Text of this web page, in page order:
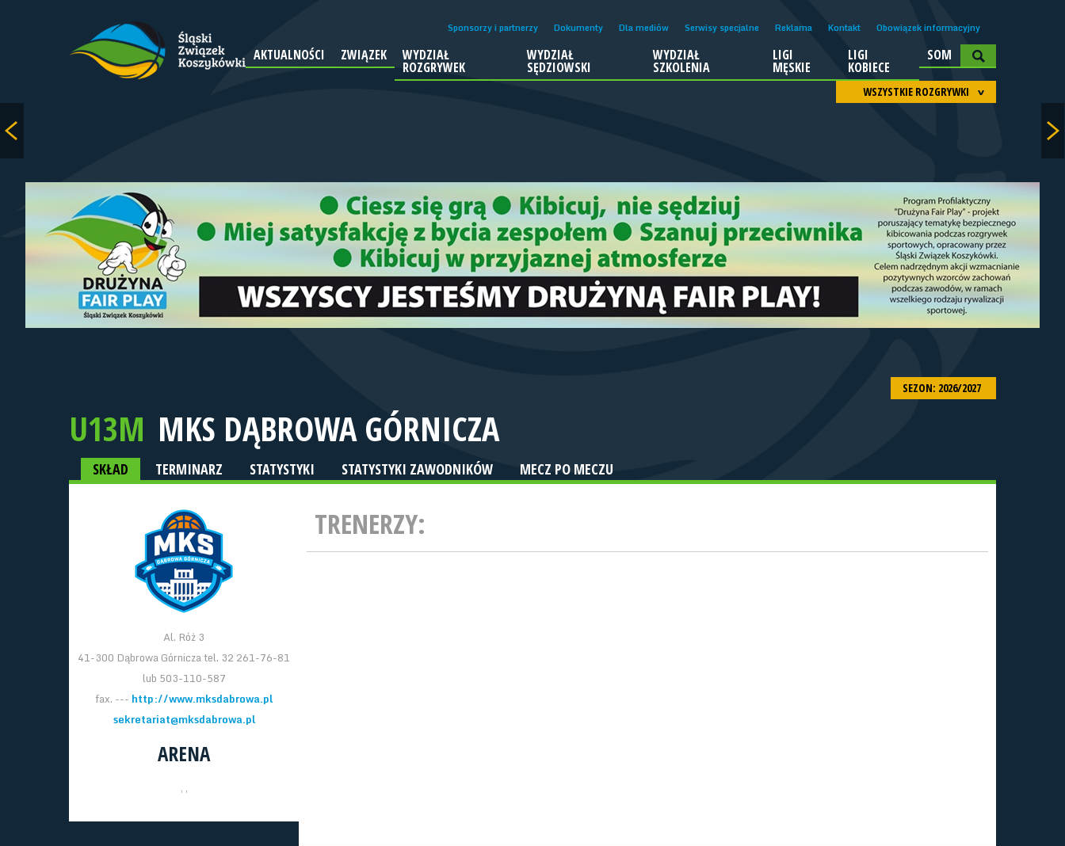
Sponsorzy i partnerzy Dokumenty Dla mediów Serwisy specjalne Reklama Kontakt Obowiązek informacyjny
AKTUALNOŚCI ZWIĄZEK WYDZIAŁ
ROZGRYWEK
WYDZIAŁ
SĘDZIOWSKI
WYDZIAŁ
SZKOLENIA
LIGI
MĘSKIE
LIGI
KOBIECE
SOM
WSZYSTKIE ROZGRYWKI
SEZON: 2026/2027
U13M MKS DĄBROWA GÓRNICZA
SKŁAD TERMINARZ STATYSTYKI STATYSTYKI ZAWODNIKÓW MECZ PO MECZU
Al. Róż 3
41-300 Dąbrowa Górnicza tel. 32 261-76-81
lub 503-110-587
fax. --- http://www.mksdabrowa.pl
sekretariat@mksdabrowa.pl
ARENA
, ,
TRENERZY: